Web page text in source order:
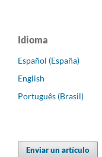
Idioma
Español (España)
English
Português (Brasil)
Enviar un artículo